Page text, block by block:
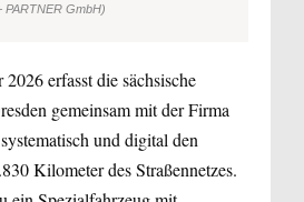
PARTNER GmbH)
erfasst die sächsische
gemeinsam mit der Firma
und digital den
Kilometer des Straßennetzes.